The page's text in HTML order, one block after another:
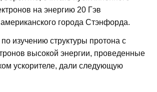
на энергию 20 Гэв
города Стэнфорда.
изучению структуры протона с
высокой энергии, проведенные
ускорителе, дали следующую